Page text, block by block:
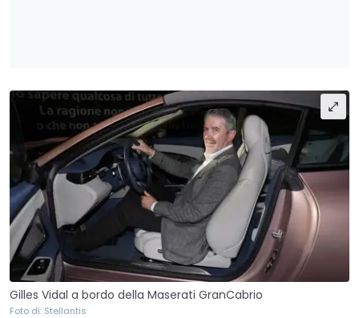
Gilles Vidal a bordo della Maserati GranCabrio
Foto di: Stellantis